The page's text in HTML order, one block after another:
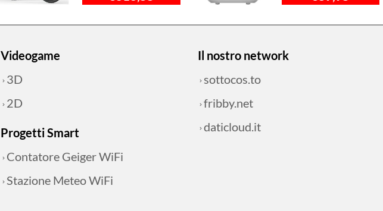
Videogame
3D
2D
Progetti Smart
Contatore Geiger WiFi
Stazione Meteo WiFi
Il nostro network
sottocos.to
fribby.net
daticloud.it